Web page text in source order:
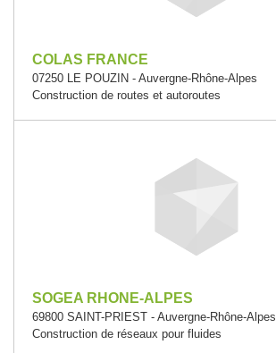
COLAS FRANCE
07250 LE POUZIN - Auvergne-Rhône-Alpes
Construction de routes et autoroutes
SOGEA RHONE-ALPES
69800 SAINT-PRIEST - Auvergne-Rhône-Alpes
Construction de réseaux pour fluides